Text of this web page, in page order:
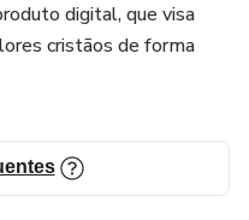
digital, que visa
cristãos de forma